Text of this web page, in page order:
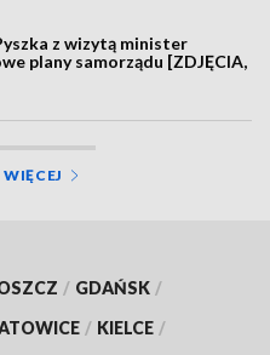
z wizytą minister
plany samorządu [ZDJĘCIA,
/ GDAŃSK /
/ KIELCE /